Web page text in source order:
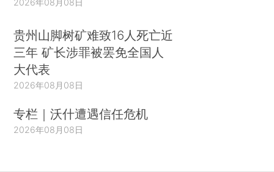
2026年08月08日
贵州山脚树矿难致16人死亡近
三年 矿长涉罪被罢免全国人
大代表
2026年08月08日
专栏｜沃什遭遇信任危机
2026年08月08日